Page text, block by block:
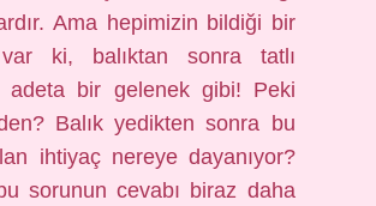
Ama hepimizin bildiği bir
ki, balıktan sonra tatlı
adeta bir gelenek gibi! Peki
Balık yedikten sonra bu
ihtiyaç nereye dayanıyor?
sorunun cevabı biraz daha